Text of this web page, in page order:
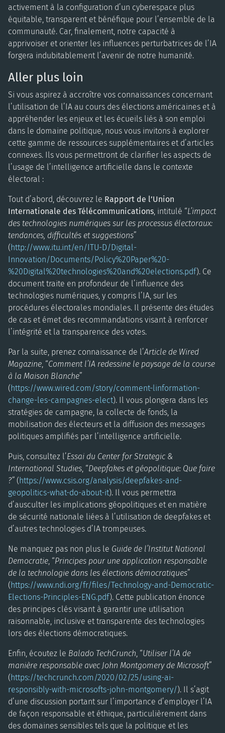
activement à la configuration d’un cyberespace plus
équitable, transparent et bénéfique pour l’ensemble de la
communauté. Car, finalement, notre capacité à
apprivoiser et orienter les influences perturbatrices de l’IA
forgera indubitablement l’avenir de notre humanité.
Aller plus loin
Si vous aspirez à accroître vos connaissances concernant
l’utilisation de l’IA au cours des élections américaines et à
appréhender les enjeux et les écueils liés à son emploi
dans le domaine politique, nous vous invitons à explorer
cette gamme de ressources supplémentaires et d’articles
connexes. Ils vous permettront de clarifier les aspects de
l’usage de l’intelligence artificielle dans le contexte
électoral :
Tout d’abord, découvrez le Rapport de l’Union
Internationale des Télécommunications , intitulé “L’impact
des technologies numériques sur les processus électoraux:
tendances, difficultés et suggestions”
(http://www.itu.int/en/ITU-D/Digital-
Innovation/Documents/Policy%20Paper%20-
%20Digital%20technologies%20and%20elections.pdf). Ce
document traite en profondeur de l’influence des
technologies numériques, y compris l’IA, sur les
procédures électorales mondiales. Il présente des études
de cas et émet des recommandations visant à renforcer
l’intégrité et la transparence des votes.
Par la suite, prenez connaissance de l’Article de Wired
Magazine , “Comment l’IA redessine le paysage de la course
à la Maison Blanche”
(https://www.wired.com/story/comment-linformation-
change-les-campagnes-elect). Il vous plongera dans les
stratégies de campagne, la collecte de fonds, la
mobilisation des électeurs et la diffusion des messages
politiques amplifiés par l’intelligence artificielle.
Puis, consultez l’Essai du Center for Strategic &
International Studies , “Deepfakes et géopolitique: Que faire
?” (https://www.csis.org/analysis/deepfakes-and-
geopolitics-what-do-about-it). Il vous permettra
d’ausculter les implications géopolitiques et en matière
de sécurité nationale liées à l’utilisation de deepfakes et
d’autres technologies d’IA trompeuses.
Ne manquez pas non plus le Guide de l’Institut National
Democratie , “Principes pour une application responsable
de la technologie dans les élections démocratiques”
(https://www.ndi.org/fr/files/Technology-and-Democratic-
Elections-Principles-ENG.pdf). Cette publication énonce
des principes clés visant à garantir une utilisation
raisonnable, inclusive et transparente des technologies
lors des élections démocratiques.
Enfin, écoutez le Balado TechCrunch , “Utiliser l’IA de
manière responsable avec John Montgomery de Microsoft”
(https://techcrunch.com/2020/02/25/using-ai-
responsibly-with-microsofts-john-montgomery/). Il s’agit
d’une discussion portant sur l’importance d’employer l’IA
de façon responsable et éthique, particulièrement dans
des domaines sensibles tels que la politique et les